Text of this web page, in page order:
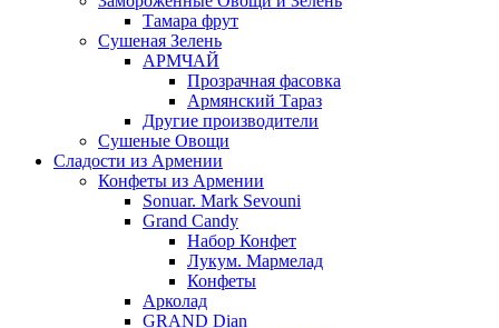
Тамара фрут
Сушеная Зелень
АРМЧАЙ
Прозрачная фасовка
Армянский Тараз
Другие производители
Сушеные Овощи
Сладости из Армении
Конфеты из Армении
Sonuar. Mark Sevouni
Grand Candy
Набор Конфет
Лукум. Мармелад
Конфеты
Арколад
GRAND Dian